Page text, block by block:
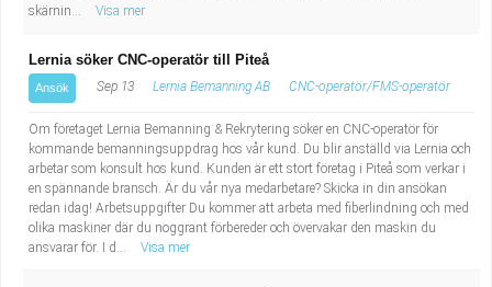
skärnin...
Visa mer
Lernia söker CNC-operatör till Piteå
Ansök Sep 13 Lernia Bemanning AB CNC-operatör/FMS-operatör
Om företaget Lernia Bemanning & Rekrytering söker en CNC-operatör för
kommande bemanningsuppdrag hos vår kund. Du blir anställd via Lernia och
arbetar som konsult hos kund. Kunden är ett stort företag i Piteå som verkar i
en spännande bransch. Är du vår nya medarbetare? Skicka in din ansökan
redan idag! Arbetsuppgifter Du kommer att arbeta med fiberlindning och med
olika maskiner där du noggrant förbereder och övervakar den maskin du
ansvarar för. I d...
Visa mer